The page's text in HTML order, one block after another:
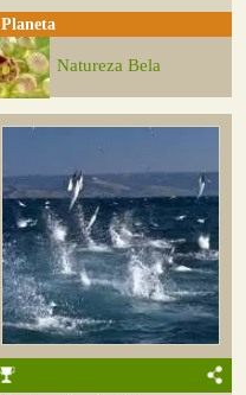
Planeta
Natureza Bela